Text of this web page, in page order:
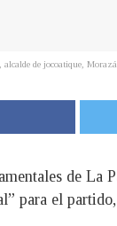
de jocoatique,
de
para el